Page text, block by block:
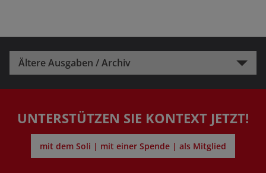
Ältere Ausgaben / Archiv
UNTERSTÜTZEN SIE KONTEXT JETZT!
mit dem Soli | mit einer Spende | als Mitglied